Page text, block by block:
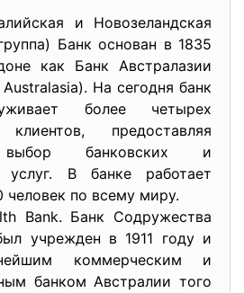
и Новозеландская
Банк основан в 1835
как Банк Австралазии
На сегодня банк
более четырех
предоставляя
банковских и
услуг. В банке работает
человек по всему миру.
Bank. Банк Содружества
учрежден в 1911 году и
коммерческим и
банком Австралии того